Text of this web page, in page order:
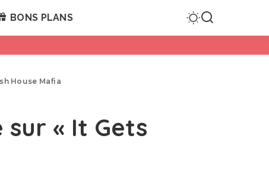
BONS PLANS
House Mafia
sur « It Gets